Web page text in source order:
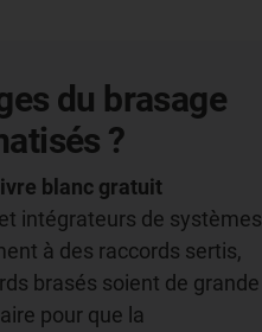
du brasage
?
blanc gratuit
intégrateurs de systèmes
à des raccords sertis,
brasés soient de grande
pour que la